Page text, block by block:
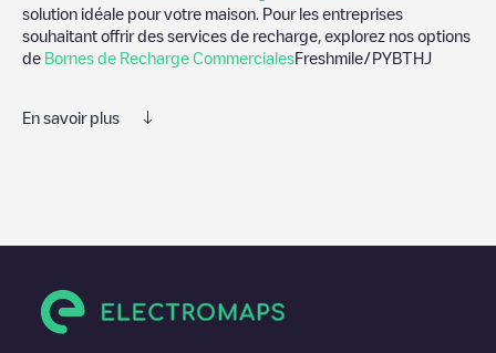
solution idéale pour votre maison. Pour les entreprises
souhaitant offrir des services de recharge, explorez nos options
de Bornes de Recharge CommercialesFreshmile/PYBTHJ
En savoir plus
électrique la prochaine fois.